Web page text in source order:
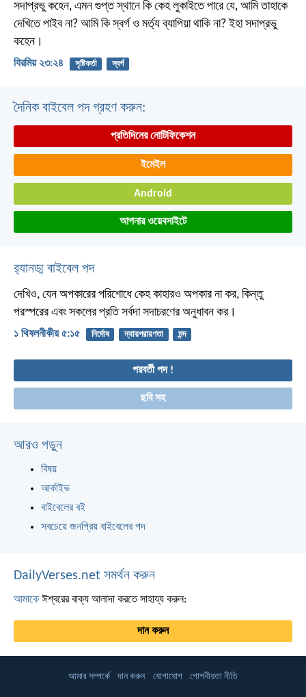
সদাপ্রভু কহেন, এমন গুপ্ত স্থানে কি কেহ লুকাইতে পারে যে, আমি তাহাকে
দেখিতে পাইব না? আমি কি স্বর্গ ও মর্ত্য ব্যাপিয়া থাকি না? ইহা সদাপ্রভু
কহেন।
যিরমিয় ২৩:২৪ সৃষ্টিকর্তা স্বর্গ
দৈনিক বাইবেল পদ গ্রহণ করুন:
প্রতিদিনের নোটিফিকেশন
ইমেইল
Android
আপনার ওয়েবসাইটে
র‌্যানড্ম বাইবেল পদ
দেখিও, যেন অপকারের পরিশোধে কেহ কাহারও অপকার না কর, কিন্তু
পরস্পরের এবং সকলের প্রতি সর্বদা সদাচরণের অনুধাবন কর।
১ থিষলনীকীয় ৫:১৫ নির্দোষ ন্যায়পরায়ণতা মন্দ
পরবর্তী পদ !
ছবি সহ
আরও পড়ুন
বিষয়
আর্কাইভ
বাইবেলের বই
সবচেয়ে জনপ্রিয় বাইবেলের পদ
DailyVerses.net সমর্থন করুন
আমাকে ঈশ্বরের বাক্য আলাদা করতে সাহায্য করুন:
দান করুন
আমার সম্পর্কে দান করুন যোগাযোগ গোপনীয়তা নীতি